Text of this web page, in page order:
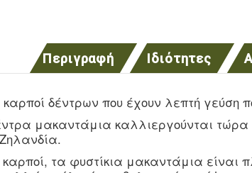
Περιγραφή Ιδιότητες
δέντρων που έχουν λεπτή γεύση
μακαντάμια καλλιεργούνται
τα φυστίκια μακαντάμια είναι